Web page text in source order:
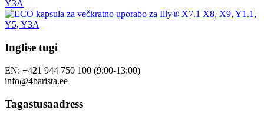
Inglise tugi
EN: +421 944 750 100 (9:00-13:00)
info@4barista.ee
Tagastusaadress